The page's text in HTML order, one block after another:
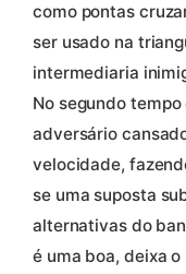
como pontas
ser usado na
intermediaria
No segundo
adversário
velocidade,
se uma suposta
alternativas do
é uma boa, deixa